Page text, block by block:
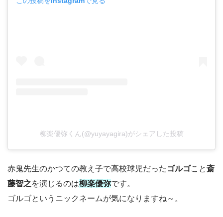
柳楽優弥くん(@yuyayagira)がシェアした投稿
赤鬼先生のかつての教え子で高校球児だった ゴルゴこと斎
藤智之を演じるのは柳楽優弥です。
ゴルゴというニックネームが気になりますね～。